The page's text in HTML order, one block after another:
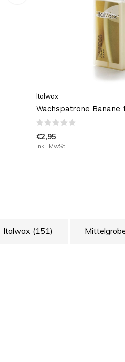
Italwax
Wachspatrone Banane
€2,95
Inkl. MwSt.
Italwax (151)